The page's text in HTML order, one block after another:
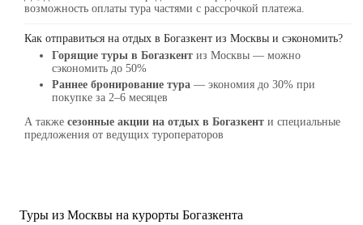
возможность оплаты тура частями с рассрочкой платежа.
Как отправиться на отдых в Богазкент из Москвы и сэкономить?
Горящие туры в Богазкентиз Москвы — можно
сэкономить до 50%
Раннее бронирование тура— экономия до 30% при
покупке за 2–6 месяцев
А также сезонные акции на отдых в Богазкент и специальные
предложения от ведущих туроператоров
Туры из Москвы на курорты Богазкента